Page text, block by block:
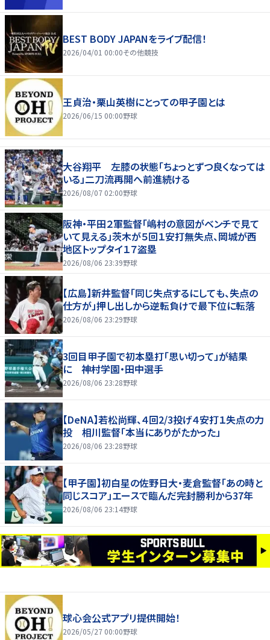
BEST BODY JAPANをライブ配信！
2026/04/01 00:00その他競技
王貞治・栗山英樹にとっての甲子園とは
2026/06/15 00:00野球
大谷翔平 左膝の状態「ちょっとずつ良くなっては
いる」二刀流再開へ前進続ける
2026/08/07 02:00野球
阪神・平田２軍監督「嶋村の意図がベンチで見て
いて見える」茨木が５回１安打無失点、岡城が西
地区トップタイ１７盗塁
2026/08/06 23:39野球
【広島】新井監督「同じ失点するにしても、失点の
仕方が」押し出しから逆転負けで最下位に転落
2026/08/06 23:29野球
3回目甲子園で初本塁打「思い切って」が結果
に 神村学園・田中選手
2026/08/06 23:28野球
【DeNA】若松尚輝、４回2/3投げ４安打１失点の力
投 相川監督「本当にありがたかった」
2026/08/06 23:28野球
【甲子園】初白星の佐野日大・麦倉監督「あの時と
同じスコア」エースで臨んだ完封勝利から37年
2026/08/06 23:14野球
球心会公式アプリ提供開始！
2026/05/27 00:00野球